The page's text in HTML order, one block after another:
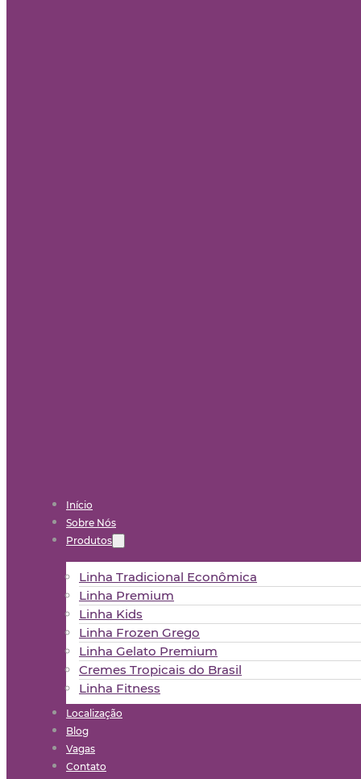
Início
Sobre Nós
Produtos
Linha Tradicional Econômica
Linha Premium
Linha Kids
Linha Frozen Grego
Linha Gelato Premium
Cremes Tropicais do Brasil
Linha Fitness
Localização
Blog
Vagas
Contato